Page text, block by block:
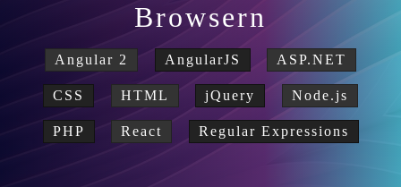
Browsern
Angular 2 AngularJS ASP.NET
CSS HTML jQuery Node.js
PHP React Regular Expressions